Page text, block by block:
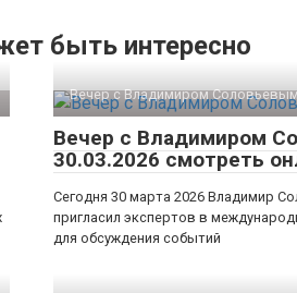
быть интересно
Вечер с Владимиром
Вечер с Владимиром
30.03.2026 смотреть
Сегодня 30 марта 2026 Владимир
пригласил экспертов в
для обсуждения событий